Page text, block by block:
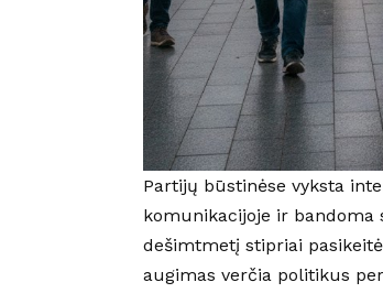
Partijų būstinėse vyksta
komunikacijoje ir
dešimtmetį stipriai
augimas verčia politikus